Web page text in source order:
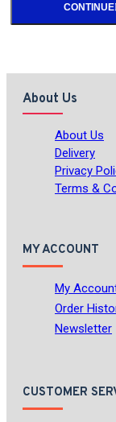
CONTINUE
About Us
About Us
Delivery
Privacy
Terms &
MY ACCOUNT
My
Order
Newsletter
CUSTOMER